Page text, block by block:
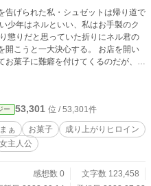
告げられた私・シュゼットは帰り道で
少年はネルといい、私はお手製のク
懲りだと思っていた折りにネル君の
開こうと一大決心する。 お店を開い
お菓子に難癖を付けてくるのだが、突
抜けることができた。 ネル君はお
ようになり、彼の愛らしさも相まっ
く。さらには閉店前に現れる常連客
様もやって来て何かと気に掛けてくれ
いうほど甘やかされてしまい――。
がドキドキしてしまうのは一体どう
ー 53,301 位 / 53,301件
ぁ お菓子
成り上がりヒロイン
女主人公
感想数 0
文字数 123,458